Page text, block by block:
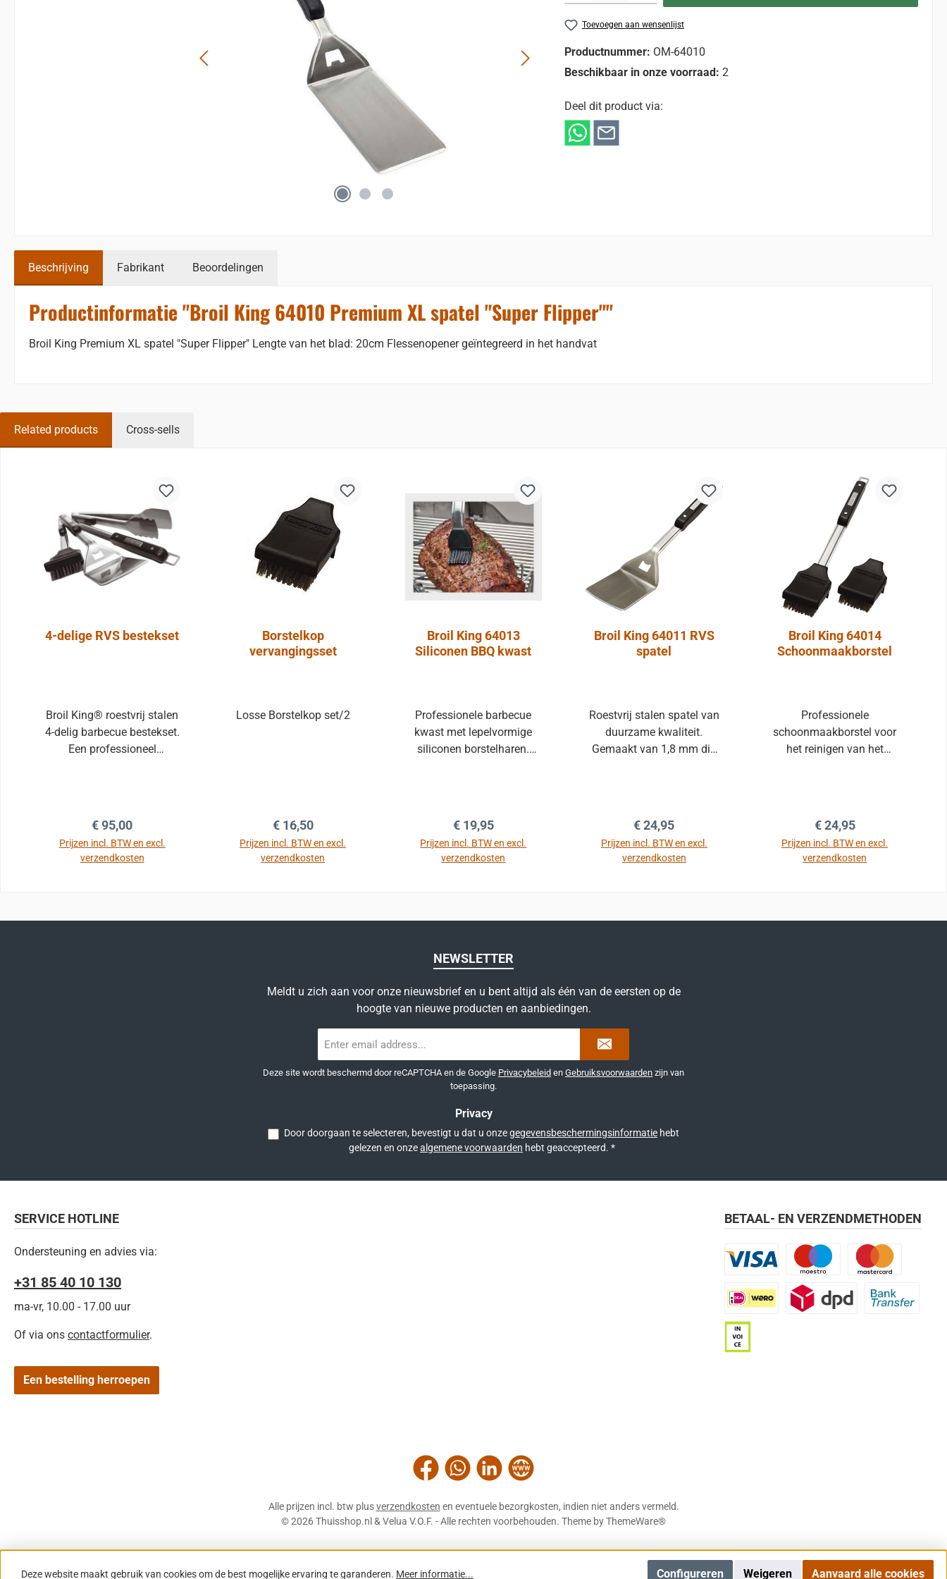
Toevoegen aan wensenlijst
Productnummer: OM-64010
Beschikbaar in onze voorraad: 2
Deel dit product via:
Beschrijving Fabrikant Beoordelingen
Productinformatie "Broil King 64010 Premium XL spatel "Super Flipper""
Broil King Premium XL spatel "Super Flipper" Lengte van het blad: 20cm Flessenopener geïntegreerd in het handvat
Related products Cross-sells
4-delige RVS bestekset
Broil King® roestvrij stalen
4-delig barbecue bestekset.
Een professioneel
roestvrij staal. Een set
bestaat uit een knijptang,
spatel, eensiliconen kwast
Normale prijs:
€ 95,00
Prijzen incl. BTW en excl.
verzendkosten
Borstelkop
vervangingsset
Losse Borstelkop set/2
Normale prijs:
€ 16,50
Prijzen incl. BTW en excl.
verzendkosten
Broil King 64013
Siliconen BBQ kwast
Professionele barbecue
kwast met lepelvormige
siliconen borstelharen.
260°C
Normale prijs:
€ 19,95
Prijzen incl. BTW en excl.
verzendkosten
Broil King 64011 RVS
spatel
Roestvrij stalen spatel van
duurzame kwaliteit.
Gemaakt van 1,8 mm dik
Normale prijs:
€ 24,95
Prijzen incl. BTW en excl.
verzendkosten
Broil King 64014
Schoonmaakborstel
Professionele
schoonmaakborstel voor
het reinigen van het
vervangbaar wanneer deze
na intensief gebruik
versleten is. Als optie is er
Normale prijs:
€ 24,95
Prijzen incl. BTW en excl.
verzendkosten
NEWSLETTER
Meldt u zich aan voor onze nieuwsbrief en u bent altijd als één van de eersten op de
hoogte van nieuwe producten en aanbiedingen.
mailadres
Deze site wordt beschermd door reCAPTCHA en de Google Privacybeleid en Gebruiksvoorwaarden zijn van
toepassing.
Privacy
Door doorgaan te selecteren, bevestigt u dat u onzegegevensbeschermingsinformatie hebt
gelezen en onzealgemene voorwaarden hebt geaccepteerd. *
SERVICE HOTLINE
Ondersteuning en advies via:
+31 85 40 10 130
ma-vr, 10.00 - 17.00 uur
Of via ons contactformulier.
Een bestelling herroepen
BETAAL- EN VERZENDMETHODEN
iDEAL | Wero
Maestro
FacebookWhatsAppLinkedInWebsite
Alle prijzen incl. btw plusverzendkosten en eventuele bezorgkosten, indien niet anders vermeld.
© 2026 Thuisshop.nl & Velua V.O.F. - Alle rechten voorbehouden. Theme byThemeWare®
Deze website maakt gebruik van cookies om de best mogelijke ervaring te garanderen. Meer informatie... Weigeren
Configureren Aanvaard alle cookies